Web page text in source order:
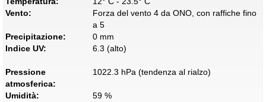
Vento:
Forza del vento 4 da ONO, con raffiche fino
a 5
Precipitazione:
0 mm
Indice UV:
6.3 (alto)
Pressione
atmosferica:
1022.3 hPa (tendenza al rialzo)
Umidità:
59 %